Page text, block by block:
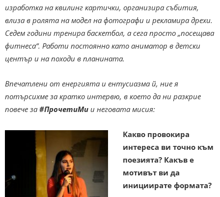
изработка на квилинг картички, организира събития,
влиза в ролята на модел на фотографи и рекламира дрехи.
Седем години тренира баскетбол, а сега просто „посещава
фитнеса“. Работи постоянно като аниматор в детски
център и на походи в планината.
Впечатлени от енергията и ентусиазма й, ние я
потърсихме за кратко интервю, в което да ни разкрие
повече за #ПрочетиМи и неговата мисия:
Какво провокира
интереса ви точно към
поезията? Какъв е
мотивът ви да
инициирате формата?